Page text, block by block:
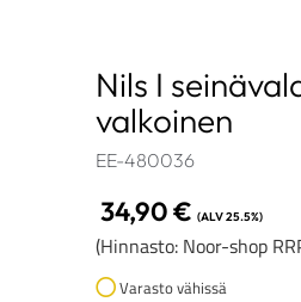
Nils I
valkoinen
EE-480036
34,90€ (ALV 25.5%)
(Hinnasto: Noor-shop
Varasto vähissä